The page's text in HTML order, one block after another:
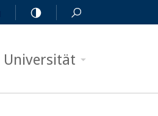
Universität